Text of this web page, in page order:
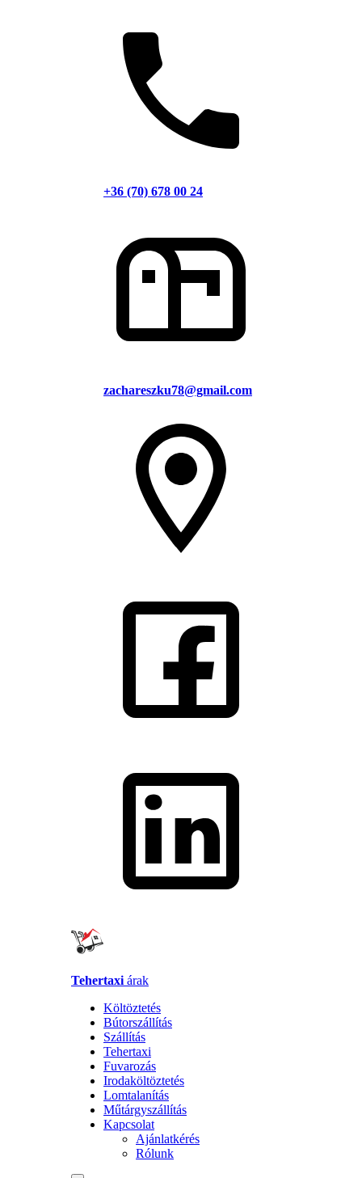
+36 (70) 678 00 24
zachareszku78@gmail.com
Tehertaxi árak
Költöztetés
Bútorszállítás
Szállítás
Tehertaxi
Fuvarozás
Irodaköltöztetés
Lomtalanítás
Műtárgyszállítás
Kapcsolat
Ajánlatkérés
Rólunk